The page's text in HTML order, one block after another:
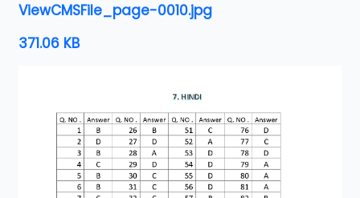
ViewCMSFile_page-0010.jpg
371.06 KB